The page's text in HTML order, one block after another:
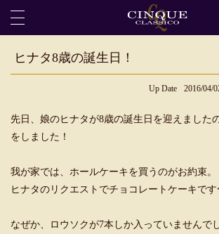
ヒナタ8歳の誕生日！
Up Date 2016/04/
先日、娘のヒナタが8歳の誕生日を迎えました
をしました！
我が家では、ホールケーキを買うのがお約束。
ヒナタのリクエストでチョコレートケーキです
なぜか、ロウソクが7本しか入っていませんで